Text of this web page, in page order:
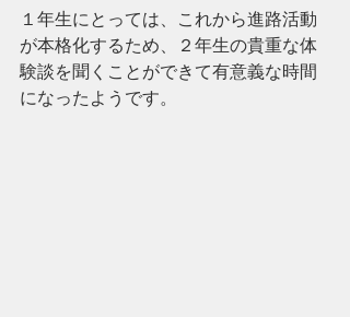
１年生にとっては、これから進路活動
が本格化するため、２年生の貴重な体
験談を聞くことができて有意義な時間
になったようです。